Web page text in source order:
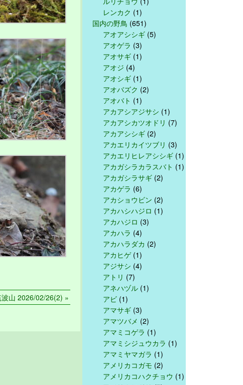
波山 2026/02/26(2) »
レンカク (1)
国内の野鳥 (651)
アオアシシギ (5)
アオゲラ (3)
アオサギ (1)
アオジ (4)
アオシギ (1)
アオバズク (2)
アオバト (1)
アカアシアジサシ (1)
アカアシカツオドリ (7)
アカアシシギ (2)
アカエリカイツブリ (3)
アカエリヒレアシシギ (1)
アカガシラカラスバト (1)
アカガシラサギ (2)
アカゲラ (6)
アカショウビン (2)
アカハシハジロ (1)
アカハジロ (3)
アカハラ (4)
アカハラダカ (2)
アカヒゲ(1)
アジサシ (4)
アトリ (7)
アネハヅル (1)
アビ (1)
アマサギ (3)
アマツバメ (2)
アマミコゲラ (1)
アマミシジュウカラ (1)
アマミヤマガラ (1)
アメリカコガモ (2)
アメリカコハクチョウ (1)